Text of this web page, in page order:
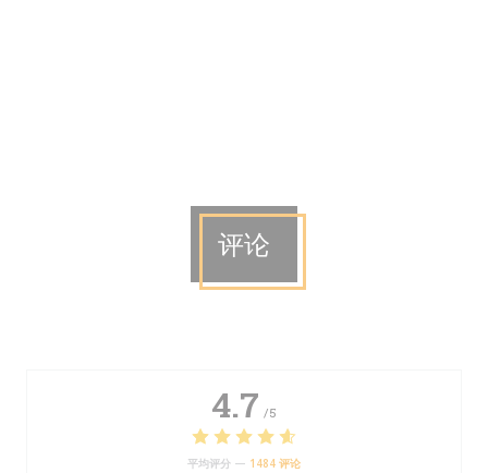
评论
4.7 /5
平均评分 — 1484 评论